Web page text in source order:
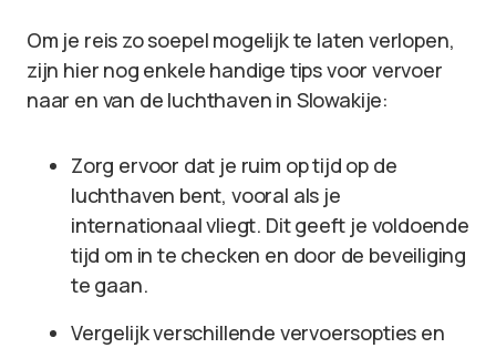
Om je reis zo soepel mogelijk te laten verlopen,
zijn hier nog enkele handige tips voor vervoer
naar en van de luchthaven in Slowakije:
Zorg ervoor dat je ruim op tijd op de
luchthaven bent, vooral als je
internationaal vliegt. Dit geeft je voldoende
tijd om in te checken en door de beveiliging
te gaan.
Vergelijk verschillende vervoersopties en